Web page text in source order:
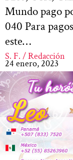
Mundo pago
040 Para
este…
S. F. / Redacción
24 enero, 2023